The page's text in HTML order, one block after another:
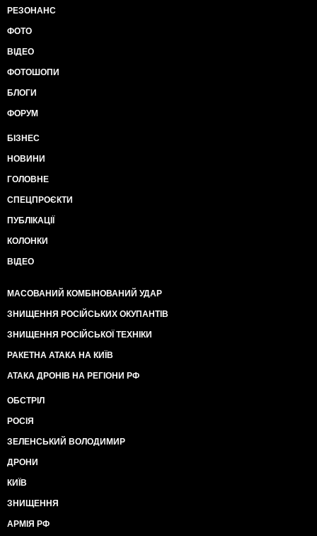
РЕЗОНАНС
ФОТО
ВІДЕО
ФОТОШОПИ
БЛОГИ
ФОРУМ
БІЗНЕС
НОВИНИ
ГОЛОВНЕ
СПЕЦПРОЄКТИ
ПУБЛІКАЦІЇ
КОЛОНКИ
ВІДЕО
МАСОВАНИЙ КОМБІНОВАНИЙ УДАР
ЗНИЩЕННЯ РОСІЙСЬКИХ ОКУПАНТІВ
ЗНИЩЕННЯ РОСІЙСЬКОЇ ТЕХНІКИ
РАКЕТНА АТАКА НА КИЇВ
АТАКА ДРОНІВ НА РЕГІОНИ РФ
ОБСТРІЛ
РОСІЯ
ЗЕЛЕНСЬКИЙ ВОЛОДИМИР
ДРОНИ
КИЇВ
ЗНИЩЕННЯ
АРМІЯ РФ